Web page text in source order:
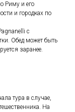
Риму и его
и городках по
с
Обед может быть
заранее.
тура в случае,
На